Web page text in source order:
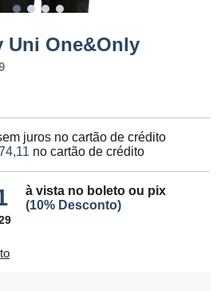
Uni One&Only
juros no cartão de crédito
no cartão de crédito
à vista no boleto ou pix
(10% Desconto)